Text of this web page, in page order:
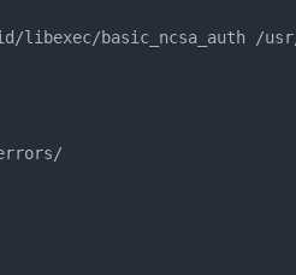
libexec/basic_ncsa_auth /